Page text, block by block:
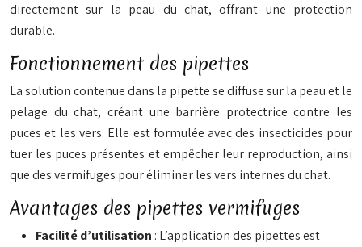
directement sur la peau du chat, offrant une protection
durable.
Fonctionnement des pipettes
La solution contenue dans la pipette se diffuse sur la peau et le
pelage du chat, créant une barrière protectrice contre les
puces et les vers. Elle est formulée avec des insecticides pour
tuer les puces présentes et empêcher leur reproduction, ainsi
que des vermifuges pour éliminer les vers internes du chat.
Avantages des pipettes vermifuges
Facilité d’utilisation : L’application des pipettes est